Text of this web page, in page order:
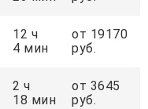
12 ч
4 мин
от 19170
руб.
2 ч
18 мин
от 3645
руб.